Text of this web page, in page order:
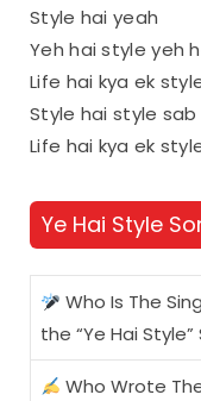
Style hai yeah
Yeh hai style yeh
Life hai kya ek
Style hai style
Life hai kya ek
Ye Hai Style
Who Is The
the “Ye Hai Style”
Who Wrote